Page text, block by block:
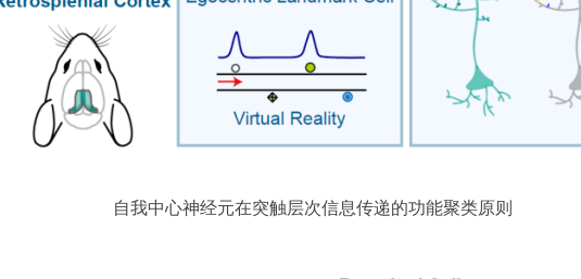
自我中心神经元在突触层次信息传递的功能聚类原则